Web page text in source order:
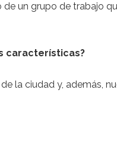
un grupo de trabajo
características?
la ciudad y, además,